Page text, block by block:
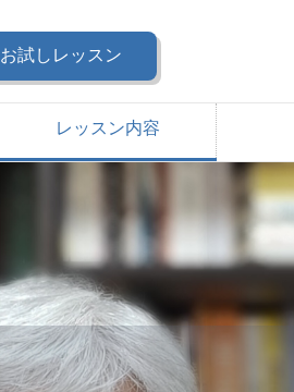
お試しレッスン
レッスン内容